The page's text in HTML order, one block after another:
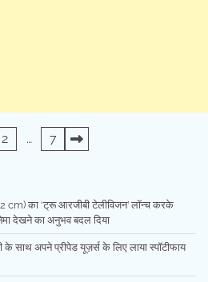
2 … 7
cm) का ‘ट्रू आरजीबी टेलीविजन’ लॉन्च करके
देखने का अनुभव बदल दिया
के साथ अपने प्रीपेड यूज़र्स के लिए लाया स्पॉटीफाय